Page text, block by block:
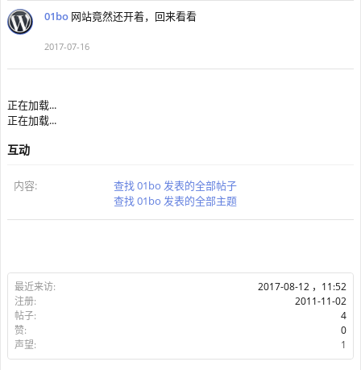
最近来访:
2017-08-12 ，11:52
注册:
2011-11-02
帖子:
4
赞:
0
声望:
1
01bo 网站竟然还开着，回来看看
2017-07-16
正在加载...
正在加载...
互动
内容:
查找 01bo 发表的全部帖子
查找 01bo 发表的全部主题